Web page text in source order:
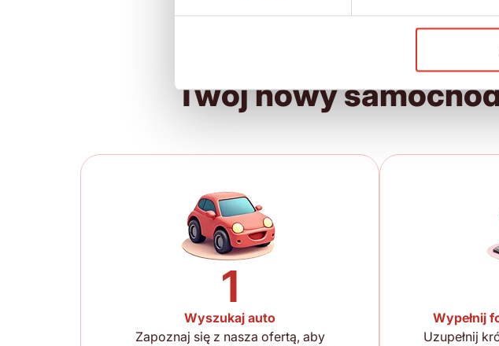
Twój nowy
1
Wyszukaj auto
Zapoznaj się z nasza ofertą, aby
Wypełnij
Uzupełnij